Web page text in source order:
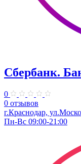
Сбербанк.
0
0 отзывов
г.Краснодар,
Пн-Вс 09:00-21:00